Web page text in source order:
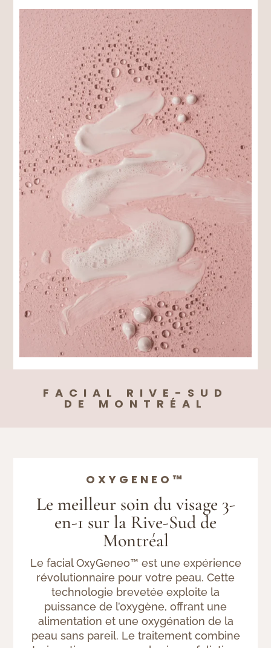
FACIAL RIVE-SUD
DE MONTRÉAL
OXYGENEO™
Le meilleur soin du visage 3-
en-1 sur la Rive-Sud de
Montréal
Le facial OxyGeneo™ est une expérience
révolutionnaire pour votre peau. Cette
technologie brevetée exploite la
puissance de l’oxygène, offrant une
alimentation et une oxygénation de la
peau sans pareil. Le traitement combine